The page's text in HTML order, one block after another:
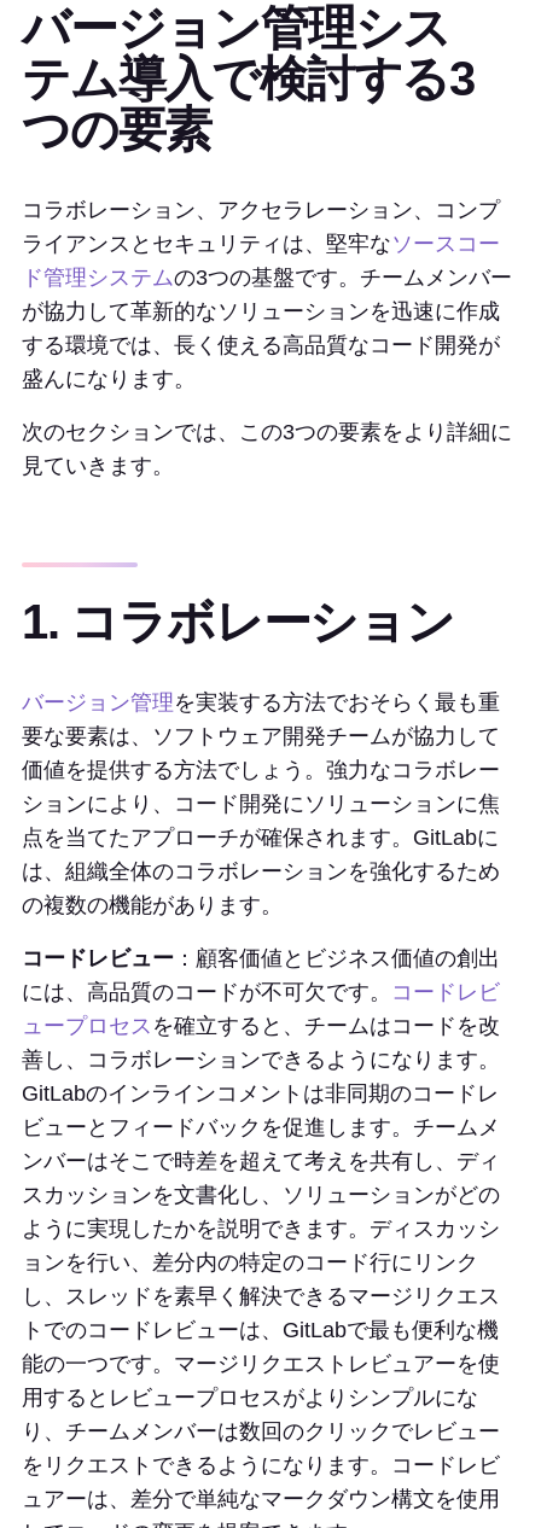
バージョン管理シス
テム導入で検討する3
つの要素
コラボレーション、アクセラレーション、コンプ
ライアンスとセキュリティは、堅牢なソースコー
ド管理システムの3つの基盤です。チームメンバー
が協力して革新的なソリューションを迅速に作成
する環境では、長く使える高品質なコード開発が
盛んになります。
次のセクションでは、この3つの要素をより詳細に
見ていきます。
1. コラボレーション
バージョン管理を実装する方法でおそらく最も重
要な要素は、ソフトウェア開発チームが協力して
価値を提供する方法でしょう。強力なコラボレー
ションにより、コード開発にソリューションに焦
点を当てたアプローチが確保されます。GitLabに
は、組織全体のコラボレーションを強化するため
の複数の機能があります。
コードレビュー ：顧客価値とビジネス価値の創出
には、高品質のコードが不可欠です。 コードレビ
ュープロセス を確立すると、チームはコードを改
善し、コラボレーションできるようになります。
GitLabのインラインコメントは非同期のコードレ
ビューとフィードバックを促進します。チームメ
ンバーはそこで時差を超えて考えを共有し、ディ
スカッションを文書化し、ソリューションがどの
ように実現したかを説明できます。ディスカッシ
ョンを行い、差分内の特定のコード行にリンク
し、スレッドを素早く解決できるマージリクエス
トでのコードレビューは、GitLabで最も便利な機
能の一つです。マージリクエストレビュアーを使
用するとレビュープロセスがよりシンプルにな
り、チームメンバーは数回のクリックでレビュー
をリクエストできるようになります。コードレビ
ュアーは、差分で単純なマークダウン構文を使用